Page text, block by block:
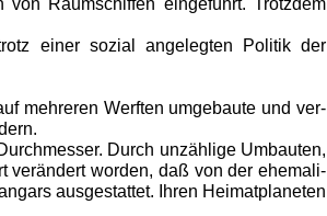
Raumschiffen eingeführt. Trotzdem
einer sozial angelegten Politik der
mehreren Werften umgebaute und ver­
Durch unzählige Umbauten,
verändert worden, daß von der ehemali­
ausgestattet. Ihren Heimatplaneten